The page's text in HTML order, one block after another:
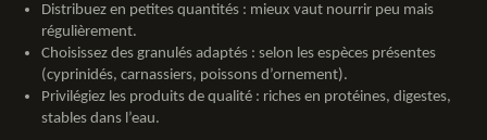
Distribuez en petites quantités : mieux vaut nourrir peu mais
régulièrement.
Choisissez des granulés adaptés : selon les espèces présentes
(cyprinidés, carnassiers, poissons d’ornement).
Privilégiez les produits de qualité : riches en protéines, digestes,
stables dans l’eau.